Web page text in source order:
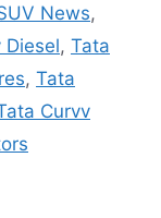
News,
Diesel, Tata
, Tata
Curvv